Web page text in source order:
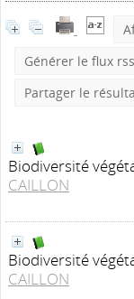
Générer le flux
Partager le
Biodiversité
CAILLON
Biodiversité
CAILLON